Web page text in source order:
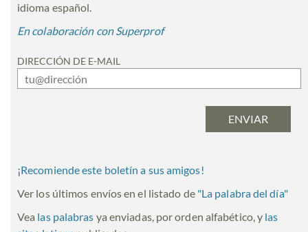
idioma español.
En colaboración con Superprof
DIRECCIÓN DE E-MAIL
¡Recomiende este boletín a sus amigos!
Ver los últimos envíos en el listado de "La palabra del día"
Vea las palabras ya enviadas, por orden alfabético, y las